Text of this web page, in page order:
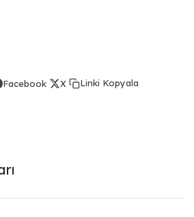
Facebook X Linki Kopyala